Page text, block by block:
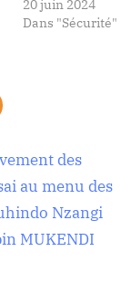
20 juin 2024
Dans "Sécurité"
des
au menu des
Nzangi
MUKENDI